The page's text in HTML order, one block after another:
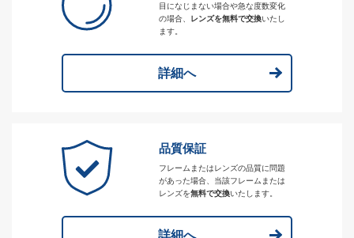
目になじまない場合や急な度数変化
の場合、
レンズを無料で交換いたし
ます。
詳細へ
品質保証
フレームまたはレンズの品質に問題
があった場合、当該フレームまたは
レンズを無料で交換いたします。
詳細へ